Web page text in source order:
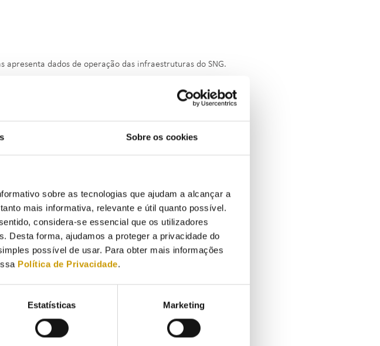
Sobre os cookies
sobre as tecnologias que ajudam a alcançar a
mais informativa, relevante e útil quanto possível.
considera-se essencial que os utilizadores
Desta forma, ajudamos a proteger a privacidade do
possível de usar. Para obter mais informações
Política de Privacidade.
Estatísticas Marketing
apresenta dados de operação das infraestruturas do SNG.